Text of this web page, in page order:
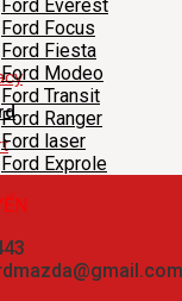
Ford Everest
Ford Focus
Ford Fiesta
Ford Modeo
Ford Transit
Ford Ranger
Ford laser
Ford Exprole